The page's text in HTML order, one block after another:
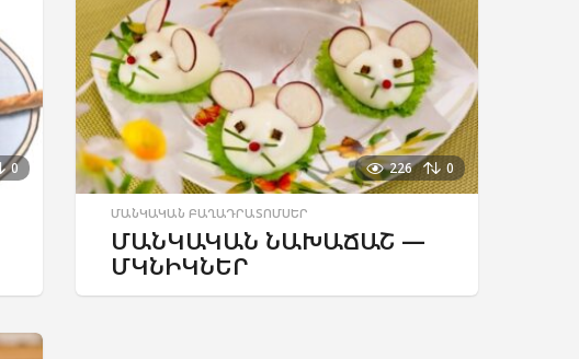
0 226 0
ՄԱՆԿԱԿԱՆ ԲԱՂԱԴՐԱՏՈՄՍԵՐ
ՄԱՆԿԱԿԱՆ ՆԱԽԱՃԱՇ —
ՄԿՆԻԿՆԵՐ